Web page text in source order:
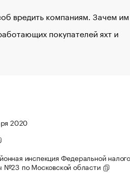
вредить компаниям. Зачем
покупателей яхт и
2020
инспекция Федеральной
№23 по Московской области